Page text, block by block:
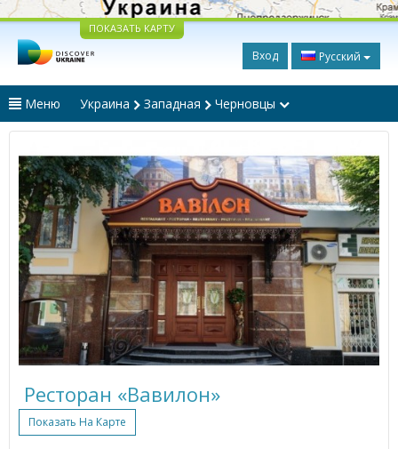
ПОКАЗАТЬ КАРТУ
Вход Русский
Меню Украина Западная Черновцы
Ресторан «Вавилон»
Показать На Карте